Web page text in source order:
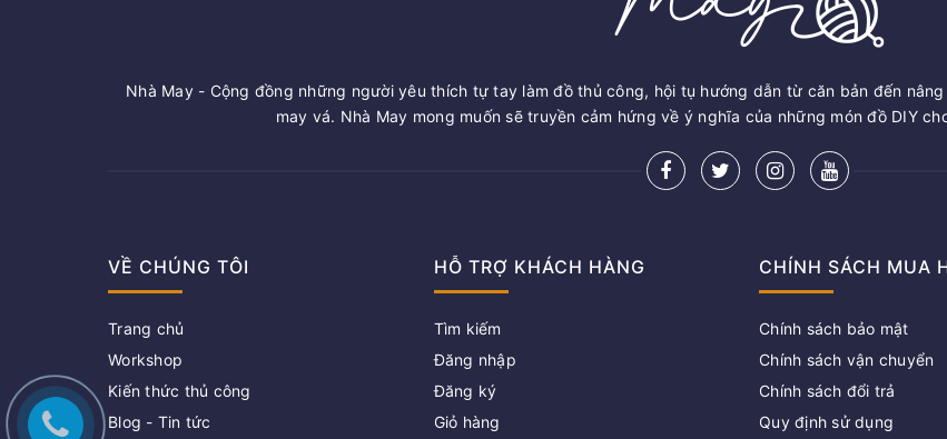
Nhà May - Cộng đồng những người yêu thích tự tay làm đồ thủ công, hội tụ hướng dẫn từ căn bản đến
may vá. Nhà May mong muốn sẽ truyền cảm hứng về ý nghĩa của những món đồ DIY
VỀ CHÚNG TÔI
Trang chủ
Workshop
Kiến thức thủ công
Blog - Tin tức
HỖ TRỢ KHÁCH HÀNG
Tìm kiếm
Đăng nhập
Đăng ký
Giỏ hàng
CHÍNH SÁCH MUA
Chính sách bảo mật
Chính sách vận chuyển
Chính sách đổi trả
Quy định sử dụng